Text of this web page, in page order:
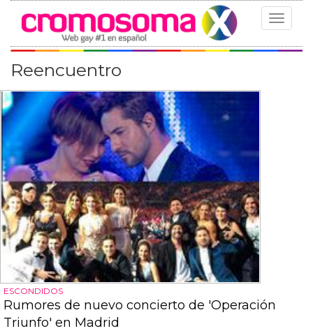
Toggle
Reencuentro
ESCONDIDOS
Rumores de nuevo concierto de 'Operación
Triunfo' en Madrid